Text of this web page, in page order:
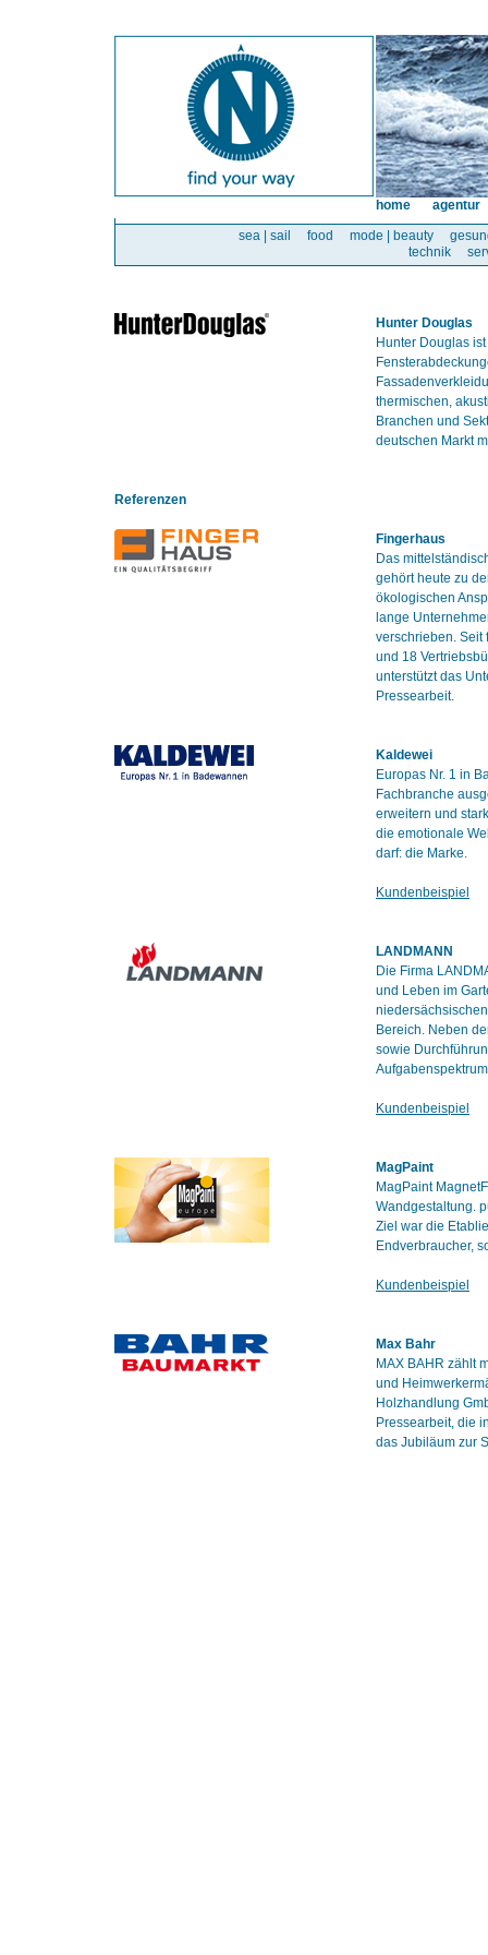
sea | sail food mode | beauty
technik
home agentur
Hunter Douglas
Hunter Douglas
thermischen,
Branchen und
deutschen Markt
Referenzen
Fingerhaus
Das
gehört heute zu
ökologischen
lange
verschrieben. Seit
und 18
unterstützt das
Pressearbeit.
Kaldewei
Europas Nr. 1 in
Fachbranche
erweitern und
die emotionale
darf: die Marke.
Kundenbeispiel
LANDMANN
Die Firma
und Leben im
Bereich. Neben
sowie
Kundenbeispiel
MagPaint
MagPaint
Wandgestaltung.
Ziel war die
Endverbraucher,
Kundenbeispiel
Max Bahr
MAX BAHR zählt
und
Holzhandlung
Pressearbeit, die
das Jubiläum zur